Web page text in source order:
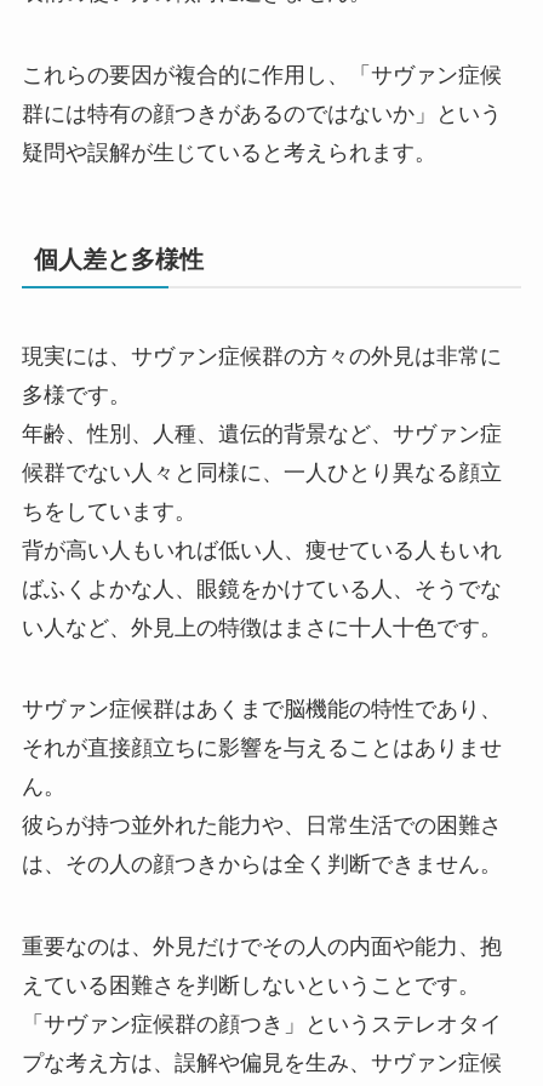
これらの要因が複合的に作用し、「サヴァン症候
群には特有の顔つきがあるのではないか」という
疑問や誤解が生じていると考えられます。
個人差と多様性
現実には、サヴァン症候群の方々の外見は非常に
多様です。
年齢、性別、人種、遺伝的背景など、サヴァン症
候群でない人々と同様に、一人ひとり異なる顔立
ちをしています。
背が高い人もいれば低い人、痩せている人もいれ
ばふくよかな人、眼鏡をかけている人、そうでな
い人など、外見上の特徴はまさに十人十色です。
サヴァン症候群はあくまで脳機能の特性であり、
それが直接顔立ちに影響を与えることはありませ
ん。
彼らが持つ並外れた能力や、日常生活での困難さ
は、その人の顔つきからは全く判断できません。
重要なのは、外見だけでその人の内面や能力、抱
えている困難さを判断しないということです。
「サヴァン症候群の顔つき」というステレオタイ
プな考え方は、誤解や偏見を生み、サヴァン症候